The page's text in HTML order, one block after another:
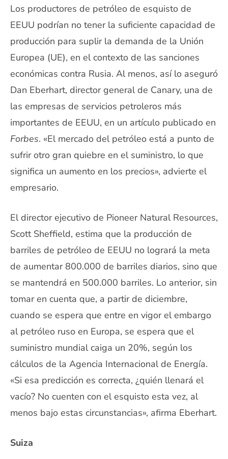
Los productores de petróleo de esquisto de
EEUU podrían no tener la suficiente capacidad de
producción para suplir la demanda de la Unión
Europea (UE), en el contexto de las sanciones
económicas contra Rusia. Al menos, así lo aseguró
Dan Eberhart, director general de Canary, una de
las empresas de servicios petroleros más
importantes de EEUU, en un artículo publicado en
Forbes. «El mercado del petróleo está a punto de
sufrir otro gran quiebre en el suministro, lo que
significa un aumento en los precios», advierte el
empresario.
El director ejecutivo de Pioneer Natural Resources,
Scott Sheffield, estima que la producción de
barriles de petróleo de EEUU no logrará la meta
de aumentar 800.000 de barriles diarios, sino que
se mantendrá en 500.000 barriles. Lo anterior, sin
tomar en cuenta que, a partir de diciembre,
cuando se espera que entre en vigor el embargo
al petróleo ruso en Europa, se espera que el
suministro mundial caiga un 20%, según los
cálculos de la Agencia Internacional de Energía.
«Si esa predicción es correcta, ¿quién llenará el
vacío? No cuenten con el esquisto esta vez, al
menos bajo estas circunstancias», afirma Eberhart.
Suiza